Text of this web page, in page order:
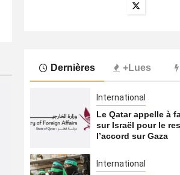
Le Hamas s’apprêterait à
Dernières +Lues
International
Le Qatar appelle à
sur Israël pour le
l’accord sur Gaza
International